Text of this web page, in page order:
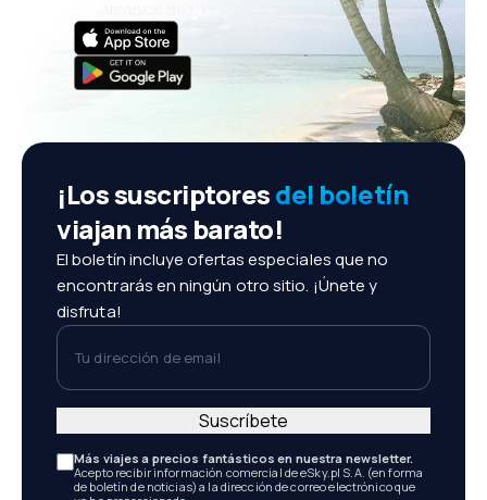
¡Los suscriptoresdel boletín
viajan más barato!
El boletín incluye ofertas especiales que no
encontrarás en ningún otro sitio. ¡Únete y
disfruta!
Tu dirección de email
Más viajes a precios fantásticos en nuestra newsletter.
Acepto recibir información comercial de eSky.pl S.A. (en forma
de boletín de noticias) a la dirección de correo electrónico que
Suscríbete